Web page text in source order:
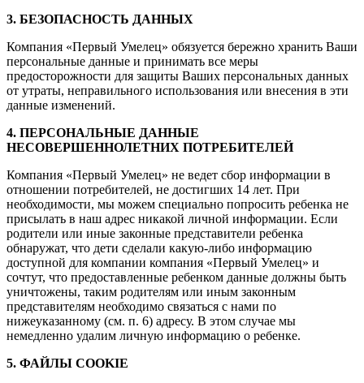
3. БЕЗОПАСНОСТЬ ДАННЫХ
Компания «Первый Умелец» обязуется бережно хранить Ваши
персональные данные и принимать все меры
предосторожности для защиты Ваших персональных данных
от утраты, неправильного использования или внесения в эти
данные изменений.
4. ПЕРСОНАЛЬНЫЕ ДАННЫЕ
НЕСОВЕРШЕННОЛЕТНИХ ПОТРЕБИТЕЛЕЙ
Компания «Первый Умелец» не ведет сбор информации в
отношении потребителей, не достигших 14 лет. При
необходимости, мы можем специально попросить ребенка не
присылать в наш адрес никакой личной информации. Если
родители или иные законные представители ребенка
обнаружат, что дети сделали какую-либо информацию
доступной для компании компания «Первый Умелец» и
сочтут, что предоставленные ребенком данные должны быть
уничтожены, таким родителям или иным законным
представителям необходимо связаться с нами по
нижеуказанному (см. п. 6) адресу. В этом случае мы
немедленно удалим личную информацию о ребенке.
5. ФАЙЛЫ COOKIE